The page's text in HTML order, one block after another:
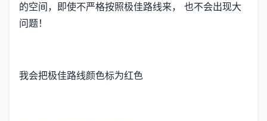
的空间，即使不严格按照极佳路线来， 也不会出现大
问题！
我会把极佳路线颜色标为红色